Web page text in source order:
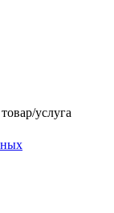
услуга